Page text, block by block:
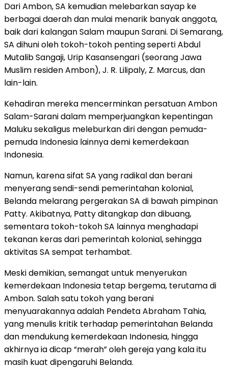
Dari Ambon, SA kemudian melebarkan sayap ke
berbagai daerah dan mulai menarik banyak anggota,
baik dari kalangan Salam maupun Sarani. Di Semarang,
SA dihuni oleh tokoh-tokoh penting seperti Abdul
Mutalib Sangaji, Urip Kasansengari (seorang Jawa
Muslim residen Ambon), J. R. Lilipaly, Z. Marcus, dan
lain-lain.
Kehadiran mereka mencerminkan persatuan Ambon
Salam-Sarani dalam memperjuangkan kepentingan
Maluku sekaligus meleburkan diri dengan pemuda-
pemuda Indonesia lainnya demi kemerdekaan
Indonesia.
Namun, karena sifat SA yang radikal dan berani
menyerang sendi-sendi pemerintahan kolonial,
Belanda melarang pergerakan SA di bawah pimpinan
Patty. Akibatnya, Patty ditangkap dan dibuang,
sementara tokoh-tokoh SA lainnya menghadapi
tekanan keras dari pemerintah kolonial, sehingga
aktivitas SA sempat terhambat.
Meski demikian, semangat untuk menyerukan
kemerdekaan Indonesia tetap bergema, terutama di
Ambon. Salah satu tokoh yang berani
menyuarakannya adalah Pendeta Abraham Tahia,
yang menulis kritik terhadap pemerintahan Belanda
dan mendukung kemerdekaan Indonesia, hingga
akhirnya ia dicap “merah” oleh gereja yang kala itu
masih kuat dipengaruhi Belanda.